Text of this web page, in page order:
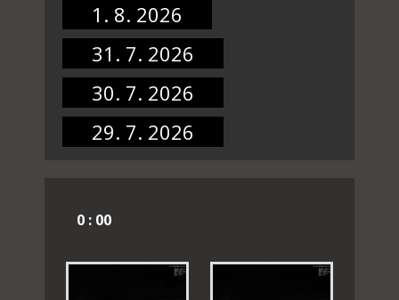
1. 8. 2026
31. 7. 2026
30. 7. 2026
29. 7. 2026
0 : 00